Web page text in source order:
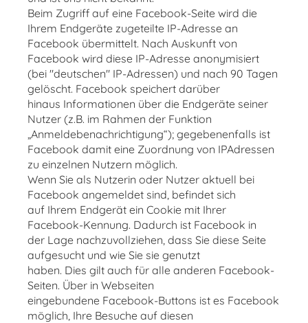
Beim Zugriff auf eine Facebook-Seite wird die
Ihrem Endgeräte zugeteilte IP-Adresse an
Facebook übermittelt. Nach Auskunft von
Facebook wird diese IP-Adresse anonymisiert
(bei "deutschen" IP-Adressen) und nach 90 Tagen
gelöscht. Facebook speichert darüber
hinaus Informationen über die Endgeräte seiner
Nutzer (z.B. im Rahmen der Funktion
„Anmeldebenachrichtigung“); gegebenenfalls ist
Facebook damit eine Zuordnung von IPAdressen
zu einzelnen Nutzern möglich.
Wenn Sie als Nutzerin oder Nutzer aktuell bei
Facebook angemeldet sind, befindet sich
auf Ihrem Endgerät ein Cookie mit Ihrer
Facebook-Kennung. Dadurch ist Facebook in
der Lage nachzuvollziehen, dass Sie diese Seite
aufgesucht und wie Sie sie genutzt
haben. Dies gilt auch für alle anderen Facebook-
Seiten. Über in Webseiten
eingebundene Facebook-Buttons ist es Facebook
möglich, Ihre Besuche auf diesen